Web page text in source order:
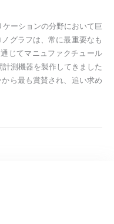
ーションの分野において巨
グラフは、常に最重要なも
じてマニュファクチュール
測機器を製作してきました
ら最も賞賛され、追い求め